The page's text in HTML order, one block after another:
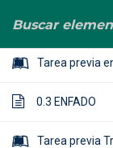
0.2.
Tarea previa
0.3 ENFADO
Tarea previa